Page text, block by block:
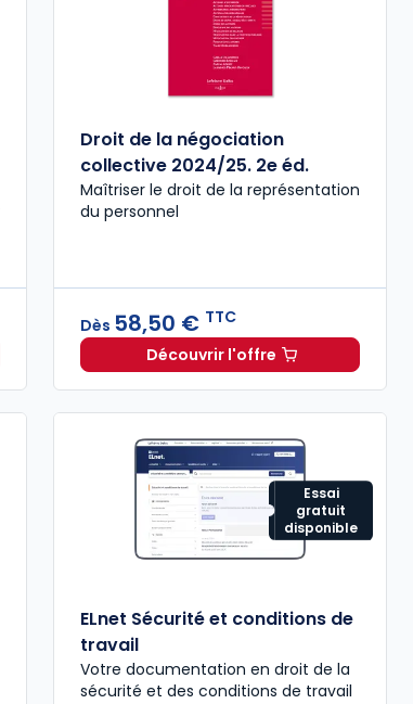
du personnel 2025/2026. 3e éd. à partir de
Droit de la négociation
collective 2024/25. 2e éd.
Maîtriser le droit de la représentation
du personnel
Dès 58,50 € TTC
Découvrir l'offreDroit de la négociation
Essai
gratuit
disponible
ELnet Sécurité et conditions de
travail
Votre documentation en droit de la
sécurité ​et des conditions de travail